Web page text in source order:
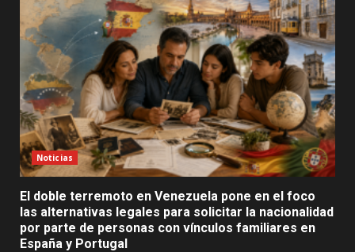
Noticias
El doble terremoto en Venezuela pone en el foco
las alternativas legales para solicitar la nacionalidad
por parte de personas con vínculos familiares en
España y Portugal